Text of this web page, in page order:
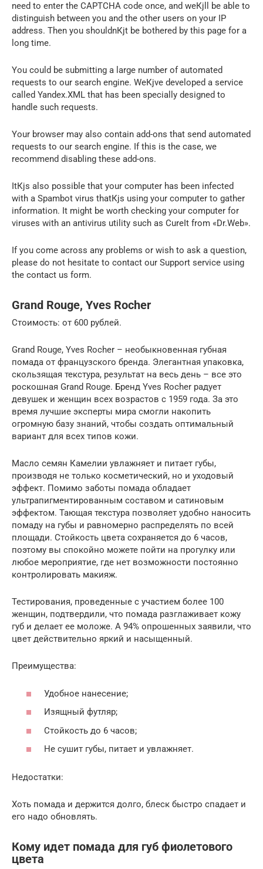
need to enter the CAPTCHA code once, and weКјll be able to
distinguish between you and the other users on your IP
address. Then you shouldnКјt be bothered by this page for a
long time.
You could be submitting a large number of automated
requests to our search engine. WeКјve developed a service
called Yandex.XML that has been specially designed to
handle such requests.
Your browser may also contain add-ons that send automated
requests to our search engine. If this is the case, we
recommend disabling these add-ons.
ItКјs also possible that your computer has been infected
with a Spambot virus thatКјs using your computer to gather
information. It might be worth checking your computer for
viruses with an antivirus utility such as CureIt from «Dr.Web».
If you come across any problems or wish to ask a question,
please do not hesitate to contact our Support service using
the contact us form.
Grand Rouge, Yves Rocher
Стоимость: от 600 рублей.
Grand Rouge, Yves Rocher – необыкновенная губная
помада от французского бренда. Элегантная упаковка,
скользящая текстура, результат на весь день – все это
роскошная Grand Rouge. Бренд Yves Rocher радует
девушек и женщин всех возрастов с 1959 года. За это
время лучшие эксперты мира смогли накопить
огромную базу знаний, чтобы создать оптимальный
вариант для всех типов кожи.
Масло семян Камелии увлажняет и питает губы,
производя не только косметический, но и уходовый
эффект. Помимо заботы помада обладает
ультрапигментированным составом и сатиновым
эффектом. Тающая текстура позволяет удобно наносить
помаду на губы и равномерно распределять по всей
площади. Стойкость цвета сохраняется до 6 часов,
поэтому вы спокойно можете пойти на прогулку или
любое мероприятие, где нет возможности постоянно
контролировать макияж.
Тестирования, проведенные с участием более 100
женщин, подтвердили, что помада разглаживает кожу
губ и делает ее моложе. А 94% опрошенных заявили, что
цвет действительно яркий и насыщенный.
Преимущества:
Удобное нанесение;
Изящный футляр;
Стойкость до 6 часов;
Не сушит губы, питает и увлажняет.
Недостатки:
Хоть помада и держится долго, блеск быстро спадает и
его надо обновлять.
Кому идет помада для губ фиолетового
цвета